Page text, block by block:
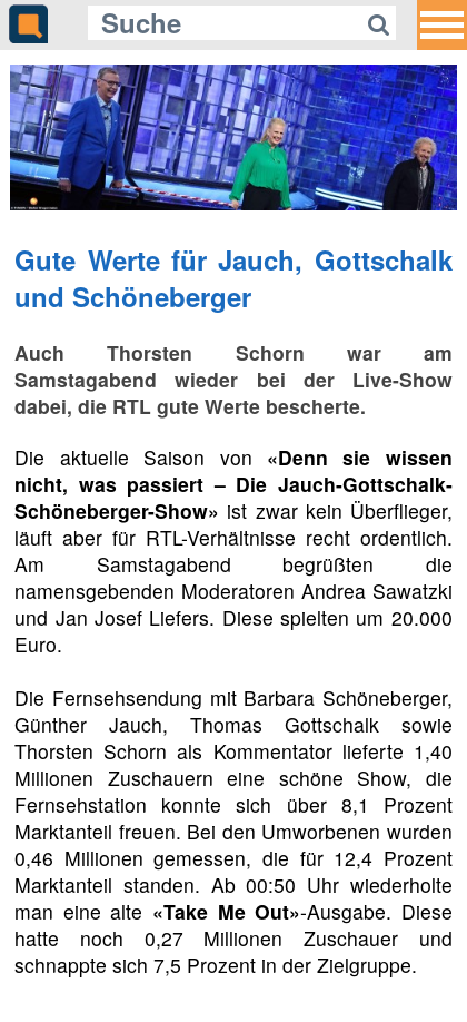
Gute Werte für Jauch, Gottschalk
und Schöneberger
Auch Thorsten Schorn war am
Samstagabend wieder bei der Live-Show
dabei, die RTL gute Werte bescherte.
Die aktuelle Saison von «Denn sie wissen
nicht, was passiert – Die Jauch-Gottschalk-
Schöneberger-Show» ist zwar kein Überflieger,
läuft aber für RTL-Verhältnisse recht ordentlich.
Am Samstagabend begrüßten die
namensgebenden Moderatoren Andrea Sawatzki
und Jan Josef Liefers. Diese spielten um 20.000
Euro.
Die Fernsehsendung mit Barbara Schöneberger,
Günther Jauch, Thomas Gottschalk sowie
Thorsten Schorn als Kommentator lieferte 1,40
Millionen Zuschauern eine schöne Show, die
Fernsehstation konnte sich über 8,1 Prozent
Marktanteil freuen. Bei den Umworbenen wurden
0,46 Millionen gemessen, die für 12,4 Prozent
Marktanteil standen. Ab 00:50 Uhr wiederholte
man eine alte «Take Me Out»-Ausgabe. Diese
hatte noch 0,27 Millionen Zuschauer und
schnappte sich 7,5 Prozent in der Zielgruppe.